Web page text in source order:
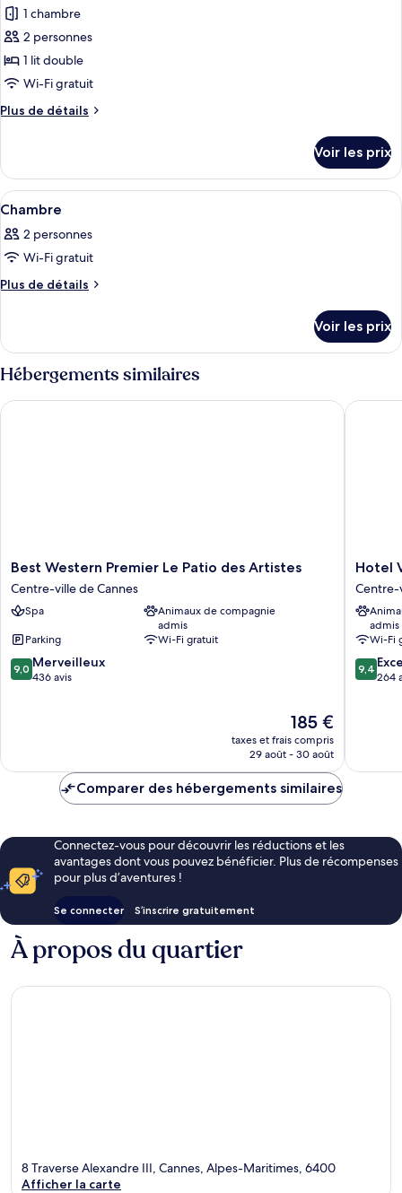
Exécutive,
photos
pour
ce
type
chambre :
1 chambre
2 personnes
1 lit double
Wi-Fi gratuit
Plus de détails
Plus
le
type
de
Chambre
Exécutive
Voir les prix
Afficher
toutes
les
photos
pour
de
chambre :
Chambre
Une chambre d’hôtel avec un lit,
8
Chambre
2 personnes
Wi-Fi gratuit
Plus de détails
Plus
le
type
de
Chambre
Voir les prix
Hébergements similaires
Best
Western
Premier
Le
des
Artistes
Centre-
Best Western Premier Le Patio des Artistes
Centre-ville de Cannes
Spa
Animaux de compagnie
admis
Parking
Wi-Fi gratuit
9.0
sur
9,0 Merveilleux
436 avis
Le
nouveau
prix
de
185 €
taxes et frais compris
29 août - 30 août
Best Western Premier Le Patio des Artistes
Hotel
Verlaine
Centre-
ville
Cannes
Hotel
Centre-
admis
Wi-Fi
9.4
sur
9,4
264
Hotel
Comparer des hébergements similaires
Connectez-vous pour découvrir les réductions et les
avantages dont vous pouvez bénéficier. Plus de récompenses
pour plus d’aventures !
Se connecter S’inscrire gratuitement
À propos du quartier
8 Traverse Alexandre III, Cannes, Alpes-Maritimes, 6400
Afficher la carte